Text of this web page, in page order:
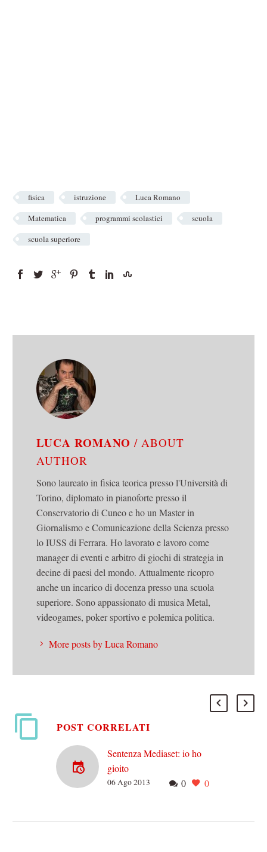
fisica istruzione
Luca Romano
Matematica
programmi scolastici
scuola
scuola superiore
LUCA ROMANO/ ABOUT
AUTHOR
Sono laureato in fisica teorica presso l'Università di
Torino, diplomato in pianoforte presso il
Conservatorio di Cuneo e ho un Master in
Giornalismo e Comunicazione della Scienza presso
lo IUSS di Ferrara. Ho lavorato e lavoro come
manager di eventi e arbitro di giochi di strategia in
decine di paesi del mondo. Attualmente ricopro
anche un incarico di docenza presso una scuola
superiore. Sono appassionato di musica Metal,
videogames, poker sportivo e polemica politica.
More posts by Luca Romano
POST CORRELATI
Sentenza Mediaset: io ho
gioito
Non voglio farmi illusioni.
0 0
06 Ago 2013